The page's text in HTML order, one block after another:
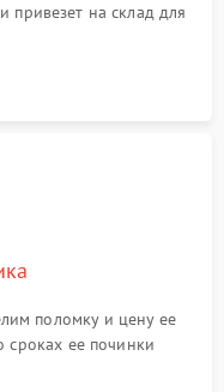
на склад для
поломку и цену ее
ее починки